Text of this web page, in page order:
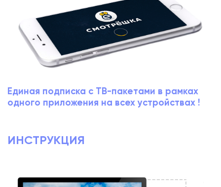
Единая подписка с ТВ-пакетами в рамках
одного приложения на всех устройствах !
ИНСТРУКЦИЯ